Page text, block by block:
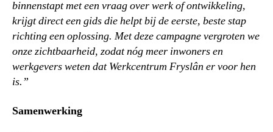
binnenstapt met een vraag over werk of ontwikkeling,
krijgt direct een gids die helpt bij de eerste, beste stap
richting een oplossing. Met deze campagne vergroten we
onze zichtbaarheid, zodat nóg meer inwoners en
werkgevers weten dat Werkcentrum Fryslân er voor hen
is.”
Samenwerking